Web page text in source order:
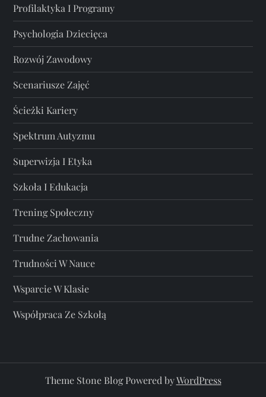
Profilaktyka I Programy
Psychologia Dziecięca
Rozwój Zawodowy
Scenariusze Zajęć
Ścieżki Kariery
Spektrum Autyzmu
Superwizja I Etyka
Szkoła I Edukacja
Trening Społeczny
Trudne Zachowania
Trudności W Nauce
Wsparcie W Klasie
Współpraca Ze Szkołą
Theme Stone Blog Powered byWordPress